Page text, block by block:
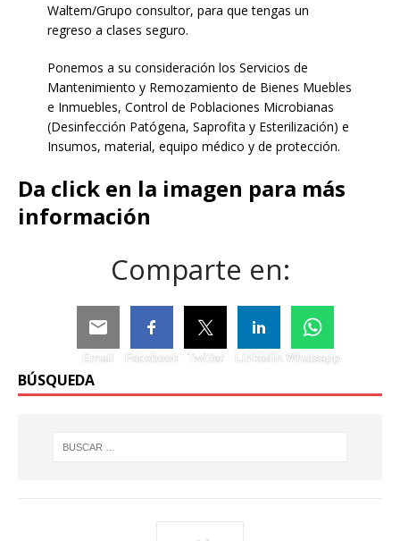
Waltem/Grupo consultor, para que tengas un
regreso a clases seguro.
Ponemos a su consideración los Servicios de
Mantenimiento y Remozamiento de Bienes Muebles
e Inmuebles, Control de Poblaciones Microbianas
(Desinfección Patógena, Saprofita y Esterilización) e
Insumos, material, equipo médico y de protección.
Da click en la imagen para más
información
Comparte en:
Email Facebook Twitter Linkedin Whatsapp
BÚSQUEDA